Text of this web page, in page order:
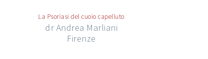
La Psoriasi del cuoio capelluto
dr Andrea Marliani
Firenze